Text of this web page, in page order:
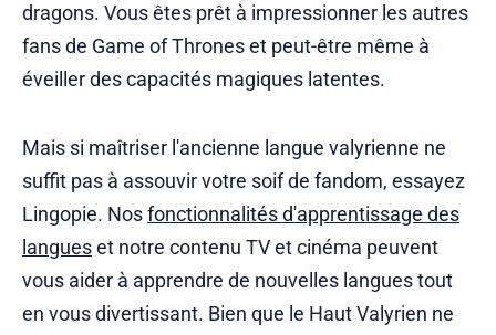
dragons. Vous êtes prêt à impressionner les autres
fans de Game of Thrones et peut-être même à
éveiller des capacités magiques latentes.
Mais si maîtriser l'ancienne langue valyrienne ne
suffit pas à assouvir votre soif de fandom, essayez
Lingopie. Nosfonctionnalités d'apprentissage des
langueset notre contenu TV et cinéma peuvent
vous aider à apprendre de nouvelles langues tout
en vous divertissant. Bien que le Haut Valyrien ne